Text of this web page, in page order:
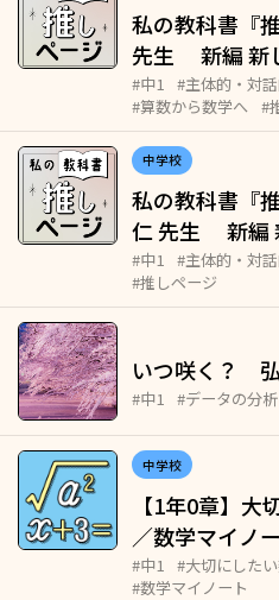
私の教科書『
先生 新編 新
#中1
#主体的・対
#算数から数学へ
#
中学校
私の教科書『
仁 先生 新編
#中1 #主体的・対
#推しページ
いつ咲く？
#中1 #データの分
中学校
【1年0章】
／数学マイノ
#中1
#大切にした
#数学マイノート